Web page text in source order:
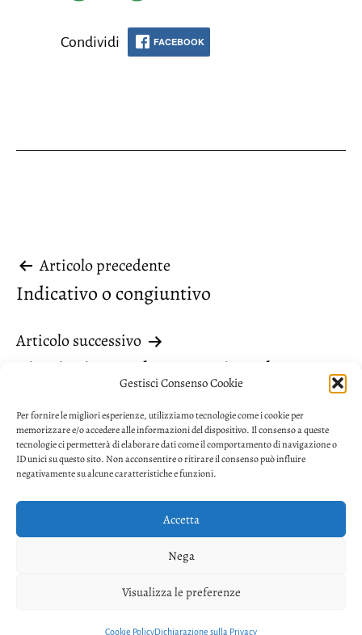
Gestisci Consenso Cookie
Per fornire le migliori esperienze, utilizziamo tecnologie come i cookie per
memorizzare e/o accedere alle informazioni del dispositivo. Il consenso a queste
tecnologie ci permetterà di elaborare dati come il comportamento di navigazione o
ID unici su questo sito. Non acconsentire o ritirare il consenso può influire
negativamente su alcune caratteristiche e funzioni.
Accetta
Nega
Visualizza le preferenze
Cookie PolicyDichiarazione sulla Privacy
Condividi FACEBOOK
Navigazione
articoli
Articolo precedente
Indicativo o congiuntivo
Articolo successivo
Citazioni senza lettera maiuscola